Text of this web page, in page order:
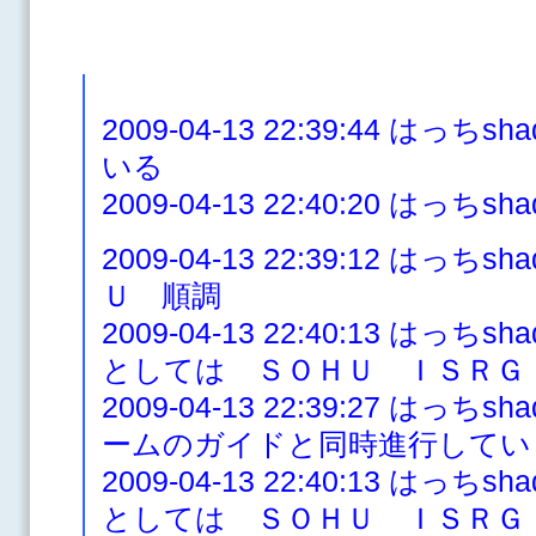
2009-04-13 22:39:44 はっち
いる
2009-04-13 22:40:20 はっち
2009-04-13 22:39:12 はっち
Ｕ 順調
2009-04-13 22:40:13 はっち
としては ＳＯＨＵ ＩＳＲＧ
2009-04-13 22:39:27 はっち
ームのガイドと同時進行して
2009-04-13 22:40:13 はっち
としては ＳＯＨＵ ＩＳＲＧ